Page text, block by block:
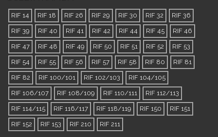
RIF 14 RIF 18 RIF 26 RIF 29 RIF 30 RIF 32 RIF 36
RIF 39 RIF 40 RIF 41 RIF 42 RIF 44 RIF 45 RIF 46
RIF 47 RIF 48 RIF 49 RIF 50 RIF 51 RIF 52 RIF 53
RIF 54 RIF 55 RIF 56 RIF 57 RIF 58 RIF 80 RIF 81
RIF 82 RIF 100/101 RIF 102/103 RIF 104/105
RIF 106/107 RIF 108/109 RIF 110/111 RIF 112/113
RIF 114/115 RIF 116/117 RIF 118/119 RIF 150 RIF 151
RIF 152 RIF 153 RIF 210 RIF 211